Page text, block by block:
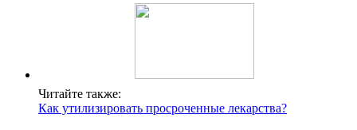
Читайте также:
Как утилизировать просроченные лекарства?